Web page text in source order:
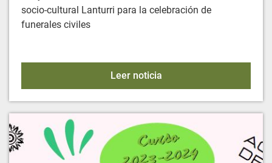
socio-cultural Lanturri para la celebración de
funerales civiles
Leer noticiaFUNERALES CIVILES